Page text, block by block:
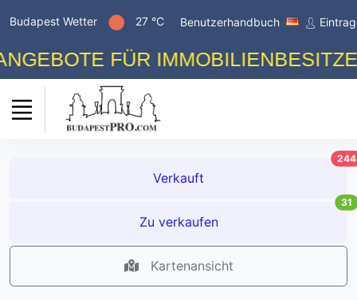
Budapest Wetter 27 °C Benutzerhandbuch
FÜR
Verkauft
244
Zu verkaufen
31
Kartenansicht